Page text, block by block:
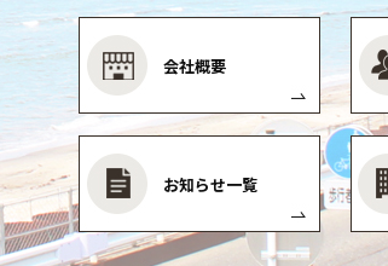
会社概要
お知らせ一覧